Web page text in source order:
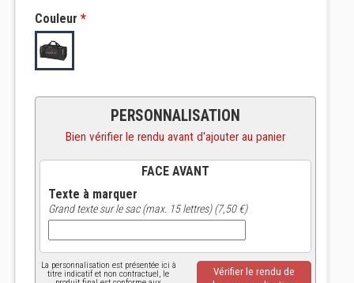
Couleur *
PERSONNALISATION
Bien vérifier le rendu avant d'ajouter au panier
FACE AVANT
Texte à marquer
Grand texte sur le sac (max. 15 lettres) (7,50 €)
La personnalisation est présentée ici à
titre indicatif et non contractuel, le
Vérifier le rendu de